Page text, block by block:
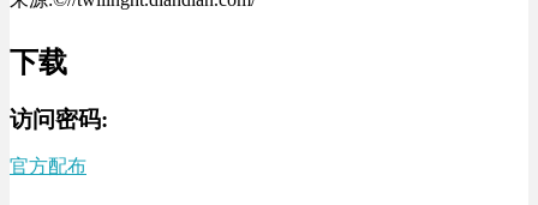
下载
访问密码:
官方配布